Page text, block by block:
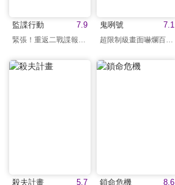
7.9
監諜行動 7.1
鬼咧號
超限制級畫面嚇爛百萬人
5.7
殺夫計畫 8.6
鎖命危機